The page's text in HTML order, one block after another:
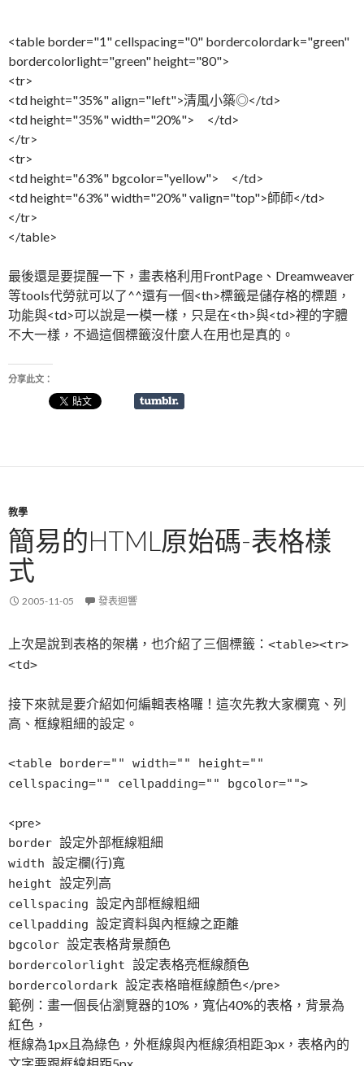
<table border="1" cellspacing="0" bordercolordark="green"
bordercolorlight="green" height="80">
<tr>
<td height="35%" align="left">清風小築◎</td>
<td height="35%" width="20%"> </td>
</tr>
<tr>
<td height="63%" bgcolor="yellow"> </td>
<td height="63%" width="20%" valign="top">師師</td>
</tr>
</table>
最後還是要提醒一下，畫表格利用FrontPage、Dreamweaver
等tools代勞就可以了^^還有一個<th>標籤是儲存格的標題，
功能與<td>可以說是一模一樣，只是在<th>與<td>裡的字體
不大一樣，不過這個標籤沒什麼人在用也是真的。
分享此文：
教學
簡易的HTML原始碼-表格樣
式
2005-11-05 發表迴響
上次是說到表格的架構，也介紹了三個標籤： <table><tr>
<td>
接下來就是要介紹如何編輯表格囉！這次先教大家欄寬、列
高、框線粗細的設定。
<table border="" width="" height=""
cellspacing="" cellpadding="" bgcolor="">
<pre>
border 設定外部框線粗細
width 設定欄(行)寬
height 設定列高
cellspacing 設定內部框線粗細
cellpadding 設定資料與內框線之距離
bgcolor 設定表格背景顏色
bordercolorlight 設定表格亮框線顏色
bordercolordark 設定表格暗框線顏色</pre>
範例：畫一個長佔瀏覽器的10%，寬佔40%的表格，背景為
紅色，
框線為1px且為綠色，外框線與內框線須相距3px，表格內的
文字要跟框線相距5px